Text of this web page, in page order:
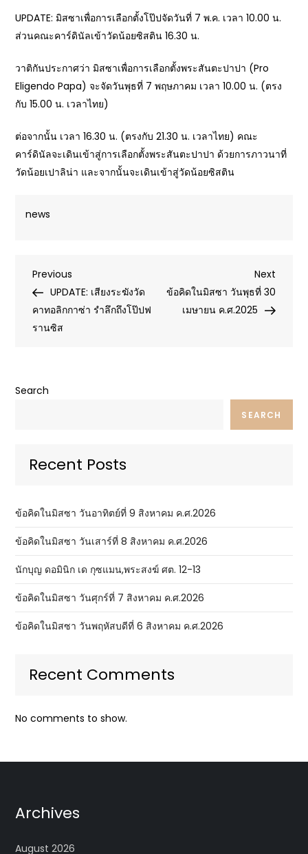
UPDATE: มิสซาเพื่อการเลือกตั้งโป๊ปจัดวันที่ 7 พ.ค. เวลา 10.00 น.
ส่วนคณะคาร์ดินัลเข้าวัดน้อยซิสติน 16.30 น.
วาติกันประกาศว่า มิสซาเพื่อการเลือกตั้งพระสันตะปาปา (Pro
Eligendo Papa) จะจัดวันพุธที่ 7 พฤษภาคม เวลา 10.00 น. (ตรง
กับ 15.00 น. เวลาไทย)
ต่อจากนั้น เวลา 16.30 น. (ตรงกับ 21.30 น. เวลาไทย) คณะ
คาร์ดินัลจะเดินเข้าสู่การเลือกตั้งพระสันตะปาปา ด้วยการภาวนาที่
วัดน้อยเปาลิน่า และจากนั้นจะเดินเข้าสู่วัดน้อยซิสติน
news
Post
navigation
Previous
Post
Previous
UPDATE: เสียงระฆังวัด
คาทอลิกกาซ่า รำลึกถึงโป๊ปฟ
รานซิส
Next
Post
Next
ข้อคิดในมิสซา วันพุธที่ 30
เมษายน ค.ศ.2025
Search
SEARCH
Recent Posts
ข้อคิดในมิสซา วันอาทิตย์ที่ 9 สิงหาคม ค.ศ.2026
ข้อคิดในมิสซา วันเสาร์ที่ 8 สิงหาคม ค.ศ.2026
นักบุญ ดอมินิก เด กุซแมน,พระสงฆ์ ศต. 12-13
ข้อคิดในมิสซา วันศุกร์ที่ 7 สิงหาคม ค.ศ.2026
ข้อคิดในมิสซา วันพฤหัสบดีที่ 6 สิงหาคม ค.ศ.2026
Recent Comments
No comments to show.
Archives
August 2026